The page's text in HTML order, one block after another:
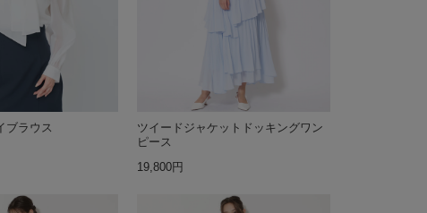
ブラウス
ツイードジャケットドッキングワン
ピース
19,800円